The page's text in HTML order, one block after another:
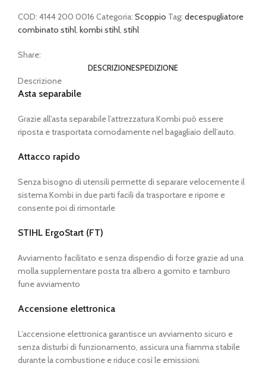
E
quantità
COD: 4144 200 0016 Categoria: Scoppio Tag: decespugliatore
combinato stihl, kombi stihl, stihl
Share:
DESCRIZIONESPEDIZIONE
Descrizione
Asta separabile
Grazie all’asta separabile l’attrezzatura Kombi può essere
riposta e trasportata comodamente nel bagagliaio dell’auto.
Attacco rapido
Senza bisogno di utensili permette di separare velocemente il
sistema Kombi in due parti facili da trasportare e riporre e
consente poi di rimontarle
STIHL ErgoStart (FT)
Avviamento facilitato e senza dispendio di forze grazie ad una
molla supplementare posta tra albero a gomito e tamburo
fune avviamento
Accensione elettronica
L’accensione elettronica garantisce un avviamento sicuro e
senza disturbi di funzionamento, assicura una fiamma stabile
durante la combustione e riduce così le emissioni.